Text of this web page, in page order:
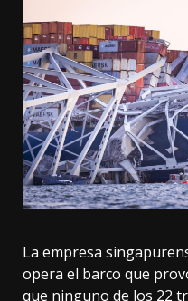
La empresa
opera el barco que
que ninguno de los 22